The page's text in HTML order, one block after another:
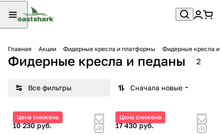
Главная Акции Фидерные кресла и платформы Фидерные кресла
Фидерные кресла и педаны 2
Все фильтры Сначала новые
Цена снижена
10 230 руб.
Цена снижена
17 430 руб.